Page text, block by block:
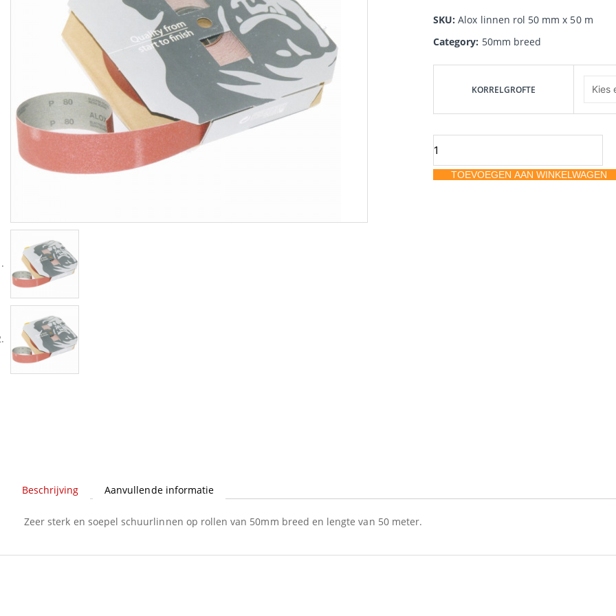
SKU:Alox linnen rol 50 mm x 50 m
Category: 50mm breed
KORRELGROFTE
50
mm
x
TOEVOEGEN AAN WINKELWAGEN
Beschrijving Aanvullende informatie
Zeer sterk en soepel schuurlinnen op rollen van 50mm breed en lengte van 50 meter.